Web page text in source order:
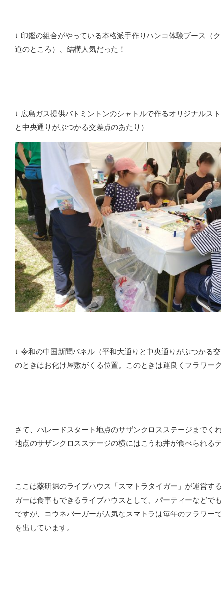
↓ 印鑑の組合がやっている本格派手作りハンコ体験ブース（
道のところ）、結構人気だった！
↓ 広島ガス提供バトミントンのシャトルで作るオリジナルス
と中央通りがぶつかる交差点のあたり）
↓ 令和の中国新聞パネル（平和大通りと中央通りがぶつかる
のときはお化け屋敷がくる位置。このときは運良くフラワー
さて、パレードスタート地点のサザンクロスステージまでく
地点のサザンクロスステージの横にはこうね丼が食べられる
ここは薬研堀のライブハウス「スマトラタイガー」が運営す
ガーは食事もできるライブハウスとして、パーティーなどで
ですが、コウネバーガーが人気なスマトラは毎年のフラワー
を出しています。